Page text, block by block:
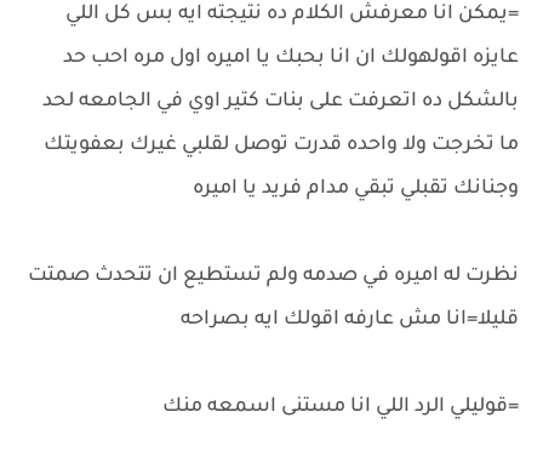
=يمكن انا معرفش الكلام ده نتيجته ايه بس كل اللي
عايزه اقولهولك ان انا بحبك يا اميره اول مره احب حد
بالشكل ده اتعرفت على بنات كتير اوي في الجامعه لحد
ما تخرجت ولا واحده قدرت توصل لقلبي غيرك بعفويتك
وجنانك تقبلي تبقي مدام فريد يا اميره
نظرت له اميره في صدمه ولم تستطيع ان تتحدث صمتت
قليلا=انا مش عارفه اقولك ايه بصراحه
=قوليلي الرد اللي انا مستنى اسمعه منك